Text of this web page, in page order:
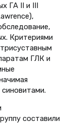
ГА II и III
Критериями
ГЛК и
составили